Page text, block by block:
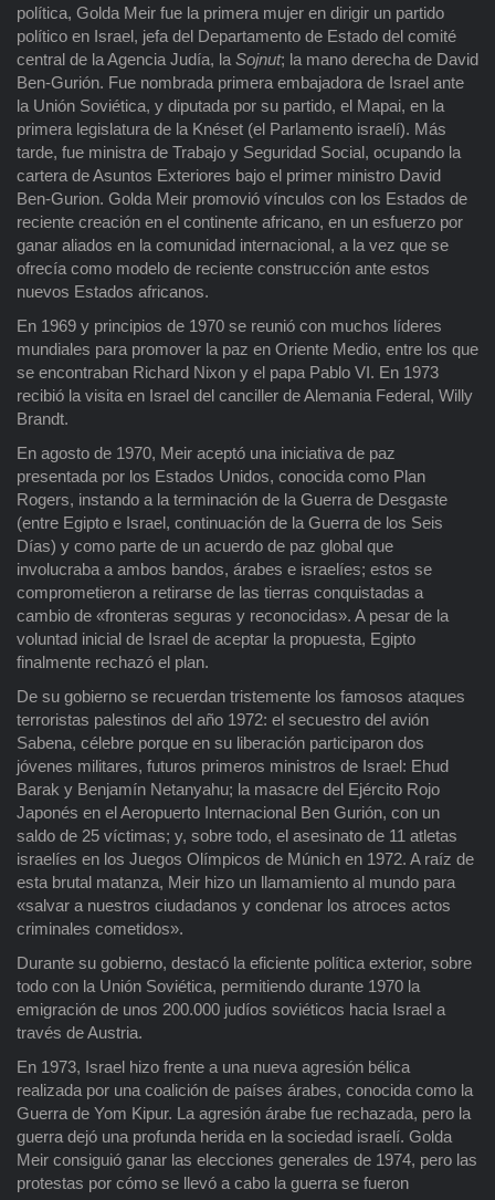
política, Golda Meir fue la primera mujer en dirigir un partido
político en Israel, jefa del Departamento de Estado del comité
central de la Agencia Judía, la Sojnut; la mano derecha de David
Ben-Gurión. Fue nombrada primera embajadora de Israel ante
la Unión Soviética, y diputada por su partido, el Mapai, en la
primera legislatura de la Knéset (el Parlamento israelí). Más
tarde, fue ministra de Trabajo y Seguridad Social, ocupando la
cartera de Asuntos Exteriores bajo el primer ministro David
Ben-Gurion. Golda Meir promovió vínculos con los Estados de
reciente creación en el continente africano, en un esfuerzo por
ganar aliados en la comunidad internacional, a la vez que se
ofrecía como modelo de reciente construcción ante estos
nuevos Estados africanos.
En 1969 y principios de 1970 se reunió con muchos líderes
mundiales para promover la paz en Oriente Medio, entre los que
se encontraban Richard Nixon y el papa Pablo VI. En 1973
recibió la visita en Israel del canciller de Alemania Federal, Willy
Brandt.
En agosto de 1970, Meir aceptó una iniciativa de paz
presentada por los Estados Unidos, conocida como Plan
Rogers, instando a la terminación de la Guerra de Desgaste
(entre Egipto e Israel, continuación de la Guerra de los Seis
Días) y como parte de un acuerdo de paz global que
involucraba a ambos bandos, árabes e israelíes; estos se
comprometieron a retirarse de las tierras conquistadas a
cambio de «fronteras seguras y reconocidas». A pesar de la
voluntad inicial de Israel de aceptar la propuesta, Egipto
finalmente rechazó el plan.
De su gobierno se recuerdan tristemente los famosos ataques
terroristas palestinos del año 1972: el secuestro del avión
Sabena, célebre porque en su liberación participaron dos
jóvenes militares, futuros primeros ministros de Israel: Ehud
Barak y Benjamín Netanyahu; la masacre del Ejército Rojo
Japonés en el Aeropuerto Internacional Ben Gurión, con un
saldo de 25 víctimas; y, sobre todo, el asesinato de 11 atletas
israelíes en los Juegos Olímpicos de Múnich en 1972. A raíz de
esta brutal matanza, Meir hizo un llamamiento al mundo para
«salvar a nuestros ciudadanos y condenar los atroces actos
criminales cometidos».
Durante su gobierno, destacó la eficiente política exterior, sobre
todo con la Unión Soviética, permitiendo durante 1970 la
emigración de unos 200.000 judíos soviéticos hacia Israel a
través de Austria.
En 1973, Israel hizo frente a una nueva agresión bélica
realizada por una coalición de países árabes, conocida como la
Guerra de Yom Kipur. La agresión árabe fue rechazada, pero la
guerra dejó una profunda herida en la sociedad israelí. Golda
Meir consiguió ganar las elecciones generales de 1974, pero las
protestas por cómo se llevó a cabo la guerra se fueron